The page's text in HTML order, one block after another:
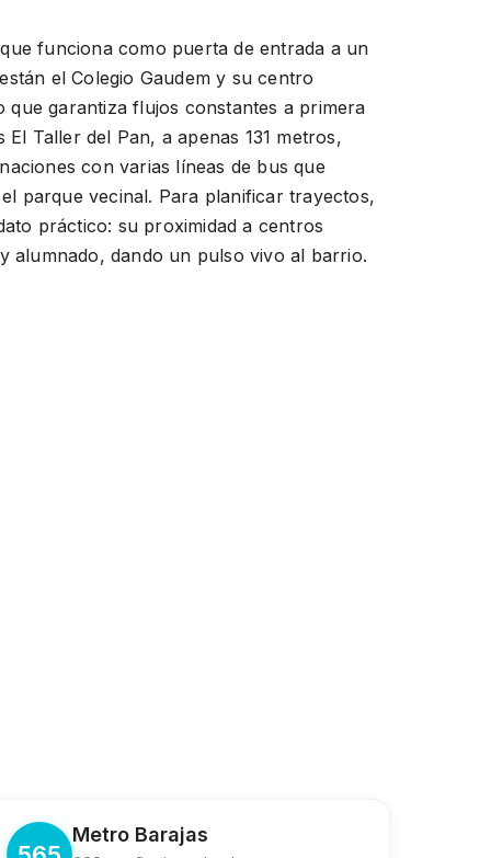
funciona como puerta de entrada a un
el Colegio Gaudem y su centro
garantiza flujos constantes a primera
Taller del Pan, a apenas 131 metros,
con varias líneas de bus que
parque vecinal. Para planificar trayectos,
práctico: su proximidad a centros
alumnado, dando un pulso vivo al barrio.
Metro Barajas